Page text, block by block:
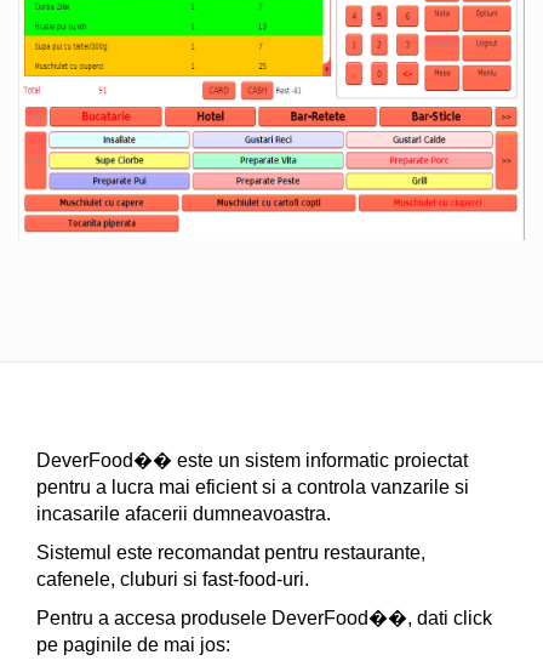
DeverFood�� este un sistem informatic proiectat
pentru a lucra mai eficient si a controla vanzarile si
incasarile afacerii dumneavoastra.
Sistemul este recomandat pentru restaurante,
cafenele, cluburi si fast-food-uri.
Pentru a accesa produsele DeverFood��, dati click
pe paginile de mai jos: